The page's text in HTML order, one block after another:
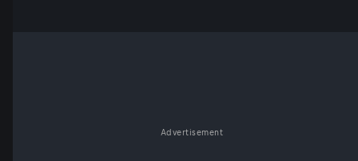
Advertisement